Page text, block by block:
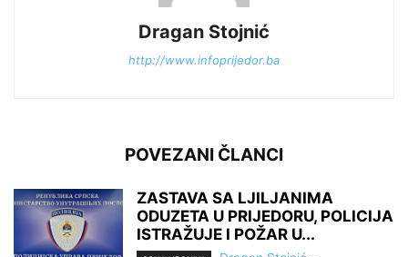
Dragan Stojnić
http://www.infoprijedor.ba
POVEZANI ČLANCI
ZASTAVA SA LJILJANIMA
ODUZETA U PRIJEDORU, POLICIJA
ISTRAŽUJE I POŽAR U...